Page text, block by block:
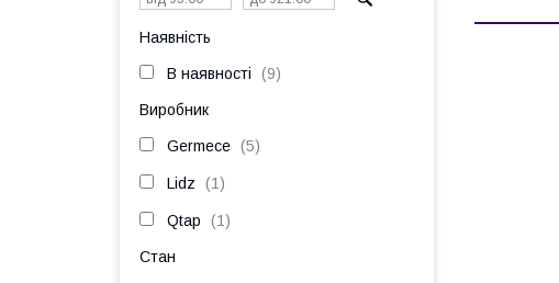
Наявність
В наявності 9
Виробник
Germece 5
Lidz 1
Qtap 1
Стан